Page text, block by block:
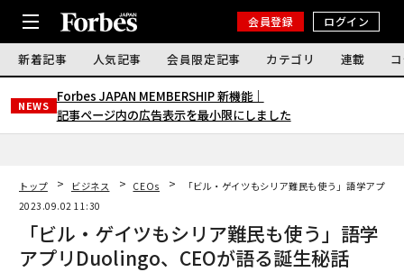
会員登録 ログイン
新着記事 人気記事 会員限定記事 カテゴリ 連載
NEWS
Forbes JAPAN MEMBERSHIP 新機能｜
記事ページ内の広告表示を最小限にしました
トップ ビジネス CEOs
「ビル・ゲイツもシリア難民も使う」語学アプ
2023.09.02 11:30
「ビル・ゲイツもシリア難民も使う」語学
アプリDuolingo、CEOが語る誕生秘話